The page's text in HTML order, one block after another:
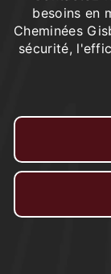
besoins en
Cheminées
sécurité,